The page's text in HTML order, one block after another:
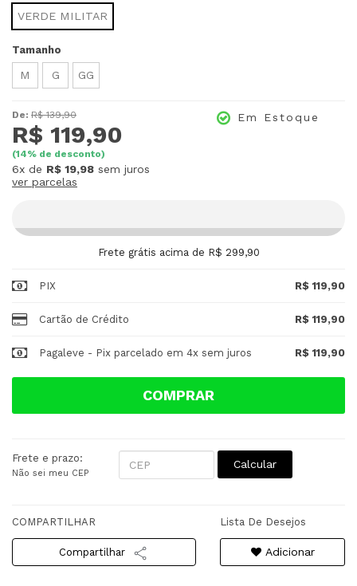
VERDE MILITAR
Tamanho
M G GG
De: R$ 139,90
R$ 119,90
(14% de desconto)
6x de R$ 19,98 sem juros
ver parcelas
Em Estoque
Frete grátis acima de R$ 299,90
PIX R$ 119,90
Cartão de Crédito R$ 119,90
Pagaleve - Pix parcelado em 4x sem juros R$ 119,90
COMPRAR
Frete e prazo:
Não sei meu CEP
Calcular
COMPARTILHAR
Compartilhar
Lista De Desejos
Adicionar